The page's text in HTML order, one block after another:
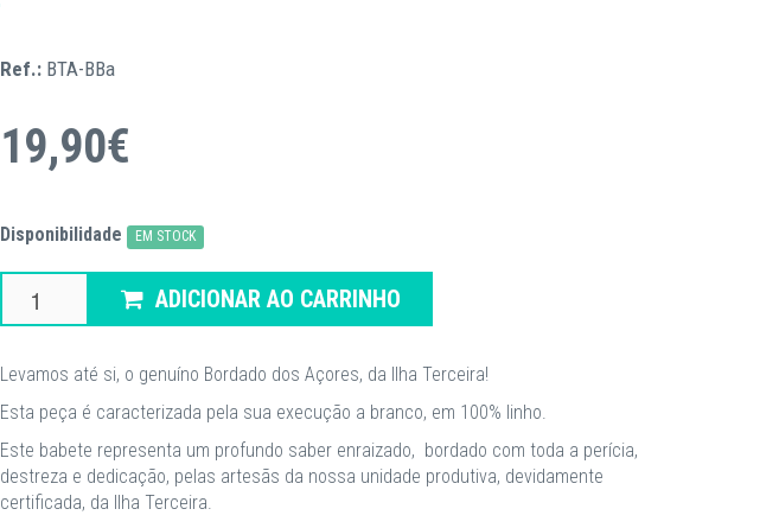
Ref.: BTA-BBa
19,90€
Disponibilidade EM STOCK
ADICIONAR AO CARRINHO
Levamos até si, o genuíno Bordado dos Açores, da Ilha Terceira!
Esta peça é caracterizada pela sua execução a branco, em 100% linho.
Este babete representa um profundo saber enraizado, bordado com toda a perícia,
destreza e dedicação, pelas artesãs da nossa unidade produtiva, devidamente
certificada, da Ilha Terceira.